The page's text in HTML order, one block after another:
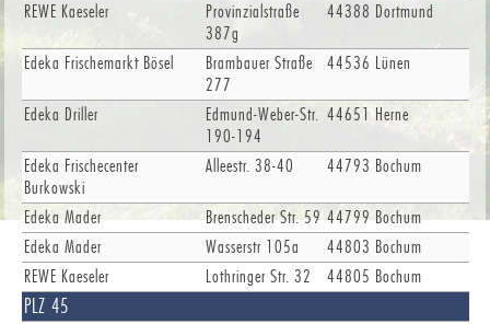
REWE Kaeseler
Provinzialstraße
387g
44388 Dortmund
Edeka Frischemarkt Bösel
Brambauer Straße
277
44536 Lünen
Edeka Driller
Edmund-Weber-Str.
190-194
44651 Herne
Edeka Frischecenter
Burkowski
Alleestr. 38-40 44793 Bochum
Edeka Mader Brenscheder Str. 59 44799 Bochum
Edeka Mader
Wasserstr 105a 44803 Bochum
REWE Kaeseler
Lothringer Str. 32 44805 Bochum
PLZ 45